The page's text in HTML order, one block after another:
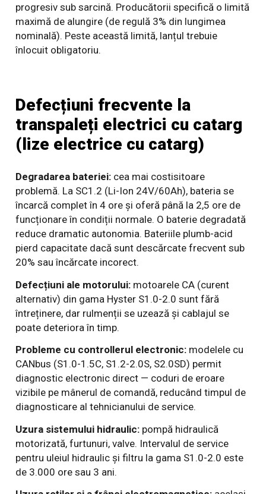
progresiv sub sarcină. Producătorii specifică o limită
maximă de alungire (de regulă 3% din lungimea
nominală). Peste această limită, lanțul trebuie
înlocuit obligatoriu.
Defecțiuni frecvente la
transpaleți electrici cu catarg
(lize electrice cu catarg)
Degradarea bateriei:cea mai costisitoare
problemă. La SC1.2 (Li-Ion 24V/60Ah), bateria se
încarcă complet în 4 ore și oferă până la 2,5 ore de
funcționare în condiții normale. O baterie degradată
reduce dramatic autonomia. Bateriile plumb-acid
pierd capacitate dacă sunt descărcate frecvent sub
20% sau încărcate incorect.
Defecțiuni ale motorului:motoarele CA (curent
alternativ) din gama Hyster S1.0-2.0 sunt fără
întreținere, dar rulmenții se uzează și cablajul se
poate deteriora în timp.
Probleme cu controllerul electronic:modelele cu
CANbus (S1.0-1.5C, S1.2-2.0S, S2.0SD) permit
diagnostic electronic direct — coduri de eroare
vizibile pe mânerul de comandă, reducând timpul de
diagnosticare al tehnicianului de service.
Uzura sistemului hidraulic:pompă hidraulică
motorizată, furtunuri, valve. Intervalul de service
pentru uleiul hidraulic și filtru la gama S1.0-2.0 este
de 3.000 ore sau 3 ani.